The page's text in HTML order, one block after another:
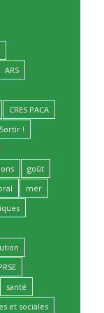
ARS
CRES PACA
!
goût
mer
santé
et sociales